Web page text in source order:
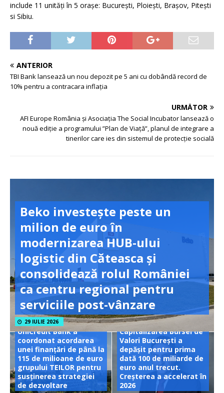
include 11 unități în 5 orașe: București, Ploiești, Brașov, Pitești
si Sibiu.
ANTERIOR
TBI Bank lansează un nou depozit pe 5 ani cu dobândă record de
10% pentru a contracara inflația
URMĂTOR
AFI Europe România și Asociația The Social Incubator lansează o
nouă ediție a programului ”Plan de Viață”, planul de integrare a
tinerilor care ies din sistemul de protecție socială
Beko investește peste un
milion de euro în
modernizarea HUB-ului
logistic din Căteasca și
consolidează rolul României
ca centru regional pentru
serviciile post-vânzare
29 IULIE 2026
UniCredit Bank a
coordonat acordarea
unei finanțări de până la
115 de milioane de euro
grupului TEILOR pentru
susținerea strategiei
de dezvoltare
Capitalizarea Bursei de
Valori București a
depășit pentru prima
dată 100 de miliarde de
euro anul trecut.
Creșterea a accelerat în
2026